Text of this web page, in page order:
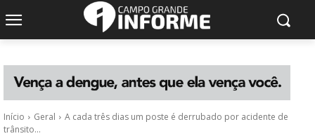
Início Geral
A cada três dias um poste é derrubado por acidente de
trânsito...